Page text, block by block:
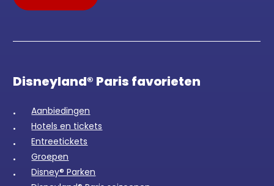
Disneyland® Paris favorieten
Aanbiedingen
Hotels en tickets
Entreetickets
Groepen
Disney® Parken